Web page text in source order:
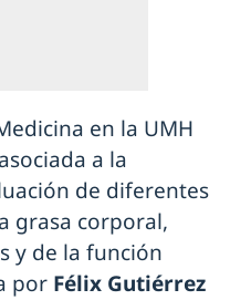
en la UMH
a la
de diferentes
grasa corporal,
y de la función
por Félix Gutiérrez